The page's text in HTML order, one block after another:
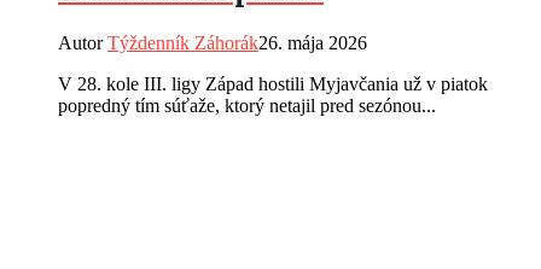
AutorTýždenník Záhorák26. mája 2026
V 28. kole III. ligy Západ hostili Myjavčania už v piatok
popredný tím súťaže, ktorý netajil pred sezónou...